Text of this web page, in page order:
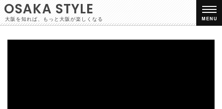
OSAKA STYLE
大阪を知れば、もっと大阪が楽しくなる MENU